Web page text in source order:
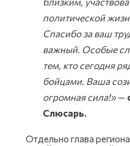
политической
Спасибо за ваш
важный. Особые
тем, кто сегодня
бойцами. Ваша
огромная сила!» —
Слюсарь.
Отдельно глава